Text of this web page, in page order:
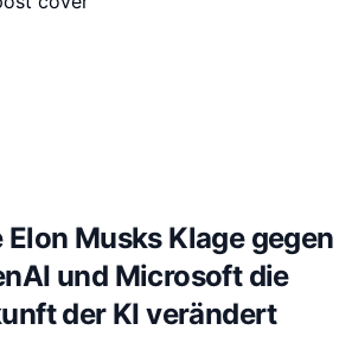
Elon Musks Klage gegen
und Microsoft die
der KI verändert